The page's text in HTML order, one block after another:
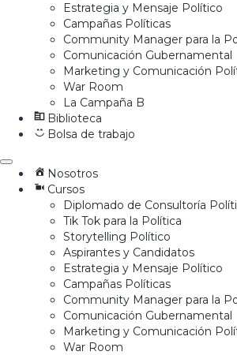
Estrategia y Mensaje Político
Campañas Políticas
Community Manager para la
Comunicación Gubernamental
Marketing y Comunicación
War Room
La Campaña B
Biblioteca
Bolsa de trabajo
Nosotros
Cursos
Diplomado de Consultoría
Tik Tok para la Política
Storytelling Político
Aspirantes y Candidatos
Estrategia y Mensaje Político
Campañas Políticas
Community Manager para la
Comunicación Gubernamental
Marketing y Comunicación
War Room